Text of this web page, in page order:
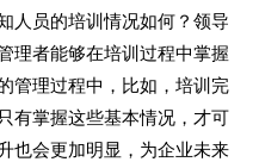
人员的培训情况如何？领导
理者能够在培训过程中掌握
管理过程中，比如，培训完
有掌握这些基本情况，才可
也会更加明显，为企业未来